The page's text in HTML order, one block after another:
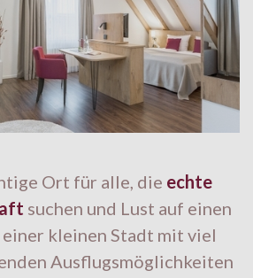
Ort für alle, die echte
suchen und Lust auf einen
kleinen Stadt mit viel
Ausflugsmöglichkeiten